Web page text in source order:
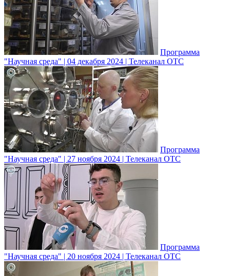
Программа
"Научная среда" | 04 декабря 2024 | Телеканал ОТС
Программа
"Научная среда" | 27 ноября 2024 | Телеканал ОТС
Программа
"Научная среда" | 20 ноября 2024 | Телеканал ОТС